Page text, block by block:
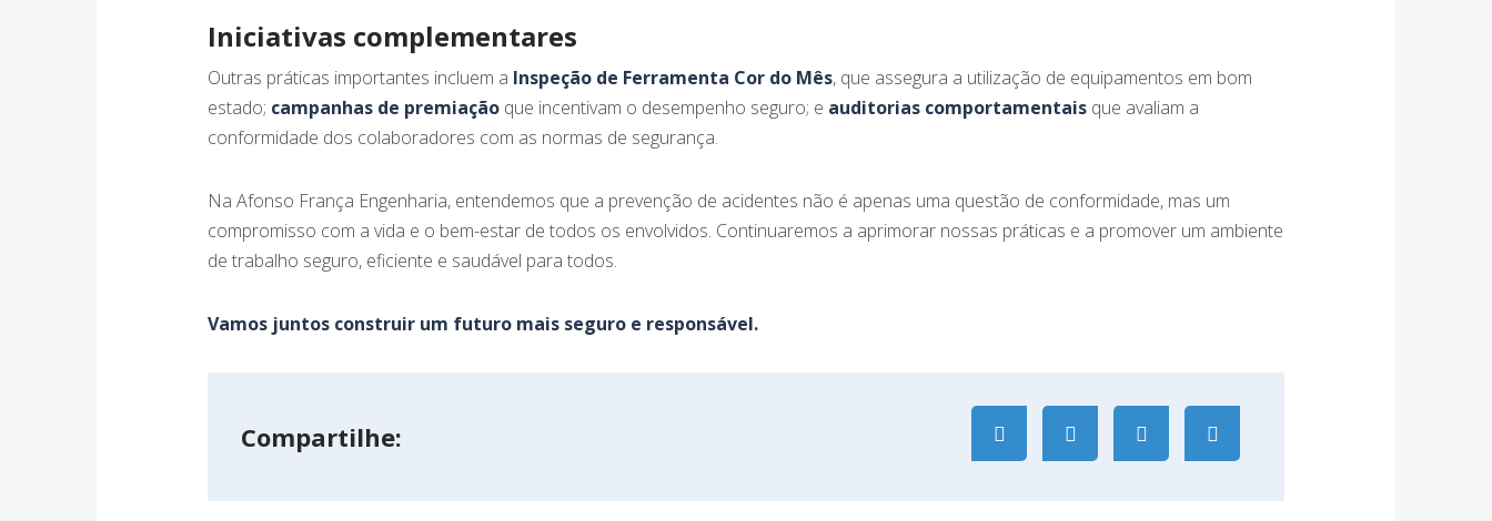
Iniciativas complementares
Outras práticas importantes incluem a Inspeção de Ferramenta Cor do Mês, que assegura a utilização de equipamentos em bom
estado; campanhas de premiação que incentivam o desempenho seguro; e auditorias comportamentais que avaliam a
conformidade dos colaboradores com as normas de segurança.
Na Afonso França Engenharia, entendemos que a prevenção de acidentes não é apenas uma questão de conformidade, mas um
compromisso com a vida e o bem-estar de todos os envolvidos. Continuaremos a aprimorar nossas práticas e a promover um ambiente
de trabalho seguro, eficiente e saudável para todos.
Vamos juntos construir um futuro mais seguro e responsável.
Compartilhe: